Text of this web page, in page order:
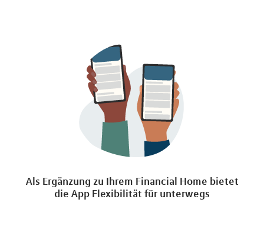
Als Ergänzung zu Ihrem Financial Home bietet
die App Flexibilität für unterwegs